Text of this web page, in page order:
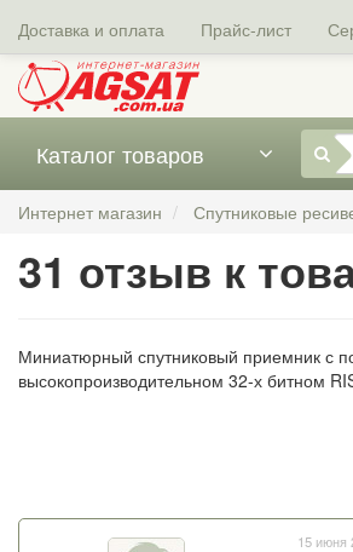
Доставка и оплата Прайс-лист
Каталог товаров
Интернет магазин Спутниковые
31 отзыв к
Миниатюрный спутниковый приемник с
высокопроизводительном 32-х битном
15 июня